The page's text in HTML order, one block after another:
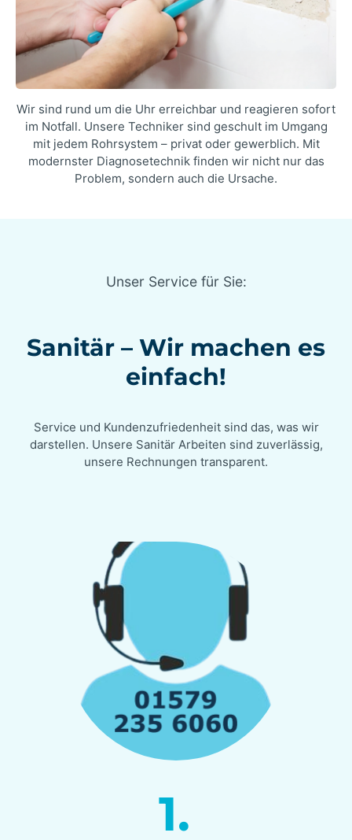
Wir sind rund um die Uhr erreichbar und reagieren sofort
im Notfall. Unsere Techniker sind geschult im Umgang
mit jedem Rohrsystem – privat oder gewerblich. Mit
modernster Diagnosetechnik finden wir nicht nur das
Problem, sondern auch die Ursache.
Unser Service für Sie:
Sanitär – Wir machen es
einfach!
Service und Kundenzufriedenheit sind das, was wir
darstellen. Unsere Sanitär Arbeiten sind zuverlässig,
unsere Rechnungen transparent.
1.